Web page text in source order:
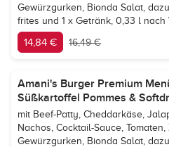
Gewürzgurken, Bionda Salat,
frites und 1 x Getränk, 0,33 l nach
14,84 € 16,49 €
Amani's Burger Premium
Süßkartoffel Pommes &
mit Beef-Patty, Cheddarkäse,
Nachos, Cocktail-Sauce,
Gewürzgurken, Bionda Salat,